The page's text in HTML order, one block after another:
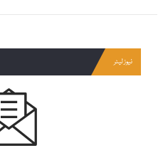
نیوز لیٹر